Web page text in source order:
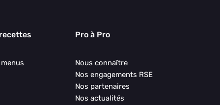
Pro à Pro
Nous connaître
Nos engagements RSE
Nos partenaires
Nos actualités